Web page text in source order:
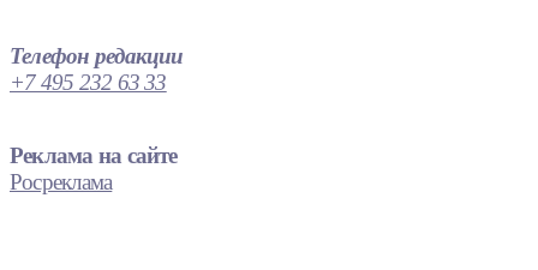
Телефон редакции
+7 495 232 63 33
Реклама на сайте
Росреклама